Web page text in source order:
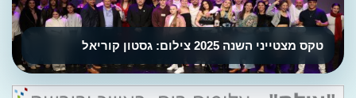
טקס מצטייני השנה 2025 צילום: גסטון קוריאל